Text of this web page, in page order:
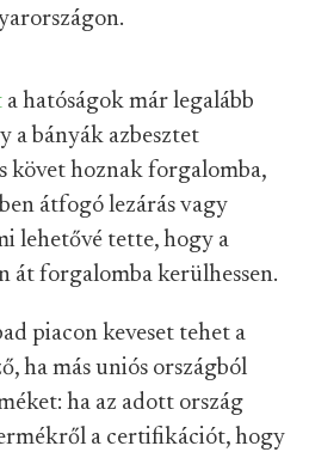
a hatóságok már legalább
a bányák azbesztet
követ hoznak forgalomba,
átfogó lezárás vagy
lehetővé tette, hogy a
át forgalomba kerülhessen.
piacon keveset tehet a
ha más uniós országból
ha az adott ország
a certifikációt, hogy